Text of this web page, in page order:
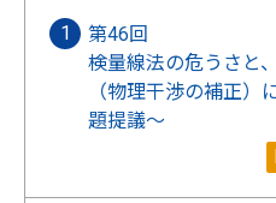
第46回
検量線法の危うさと
（物理干渉の補正）
題提議～